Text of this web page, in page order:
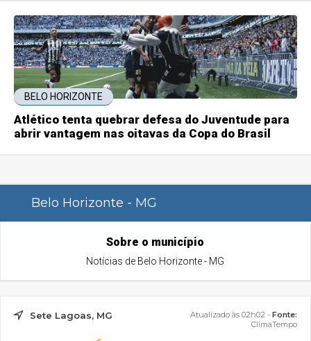
BELO HORIZONTE
Atlético tenta quebrar defesa do Juventude para
abrir vantagem nas oitavas da Copa do Brasil
Belo Horizonte - MG
Sobre o município
Notícias de Belo Horizonte - MG
Sete Lagoas, MG Atualizado às 02h02 - Fonte:
ClimaTempo